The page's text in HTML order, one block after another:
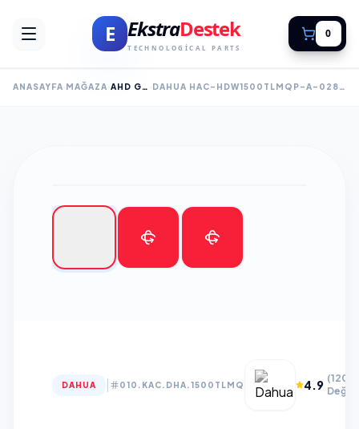
E EkstraDestek
TECHNOLOGICAL PARTS
0
ANASAYFA MAĞAZA AHD GÜVENLİK KAMERALARI DAHUA HAC-HDW1500TLMQP-A-0280B-S2, 5MPIX, 2.8MM LENS, 30 MT GECE GÖRÜŞÜ, DAHILI MIKROFON, 4 IN 1, IP67, DOME KAMERA
DAHUA 010.KAC.DHA.1500TLMQ 4.9 (120+